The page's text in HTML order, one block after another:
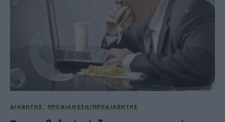
ΔΙΑΒΉΤΗΣ ΠΡΟΔΙΆΘΕΣΗ/ΠΡΟΔΙΑΒΉΤΗΣ